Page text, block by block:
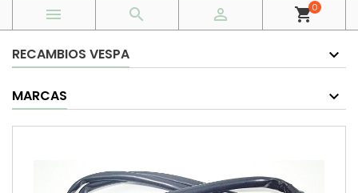
   shopping_cart0
RECAMBIOS VESPA
MARCAS